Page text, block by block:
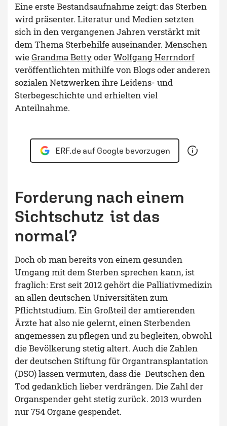
Eine erste Bestandsaufnahme zeigt: das Sterben
wird präsenter. Literatur und Medien setzten
sich in den vergangenen Jahren verstärkt mit
dem Thema Sterbehilfe auseinander. Menschen
wieGrandma BettyoderWolfgang Herrndorf
veröffentlichten mithilfe von Blogs oder anderen
sozialen Netzwerken ihre Leidens- und
Sterbegeschichte und erhielten viel
Anteilnahme.
ERF.de auf Google bevorzugen
Forderung nach einem
Sichtschutz ­ ist das
normal?
Doch ob man bereits von einem gesunden
Umgang mit dem Sterben sprechen kann, ist
fraglich: Erst seit 2012 gehört die Palliativmedizin
an allen deutschen Universitäten zum
Pflichtstudium. Ein Großteil der amtierenden
Ärzte hat also nie gelernt, einen Sterbenden
angemessen zu pflegen und zu begleiten, obwohl
die Bevölkerung stetig altert. Auch die Zahlen
der deutschen Stiftung für Organtransplantation
(DSO) lassen vermuten, dass die Deutschen den
Tod gedanklich lieber verdrängen. Die Zahl der
Organspender geht stetig zurück. 2013 wurden
nur 754 Organe gespendet.